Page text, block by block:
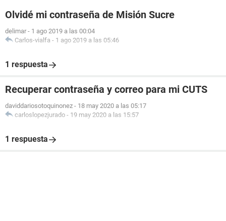
Olvidé mi contraseña de Misión Sucre
delimar - 1 ago 2019 a las 00:04
Carlos-vialfa - 1 ago 2019 a las 05:46
1 respuesta
Recuperar contraseña y correo para mi CUTS
daviddariosotoquinonez - 18 may 2020 a las 05:17
carloslopezjurado - 19 may 2020 a las 15:57
1 respuesta